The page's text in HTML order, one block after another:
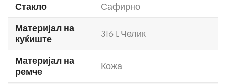
Стакло
Сафирно
Материјал на
куќиште
316 L Челик
Материјал на
ремче
Кожа